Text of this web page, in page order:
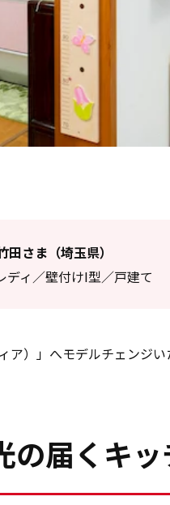
田さま（埼玉県）
ディ／壁付けI型／戸建て
）」へモデルチェンジい
の届くキ